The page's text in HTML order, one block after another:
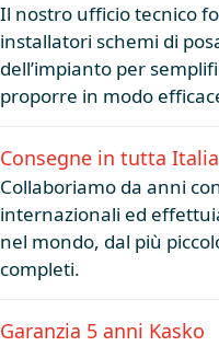
Il nostro ufficio tecnico
installatori schemi di
dell’impianto per
proporre in modo
Consegne in tutta Italia
Collaboriamo da anni
internazionali ed
nel mondo, dal più
completi.
Garanzia 5 anni Kasko